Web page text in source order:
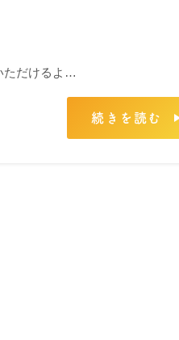
ただけるよ…
続きを読む